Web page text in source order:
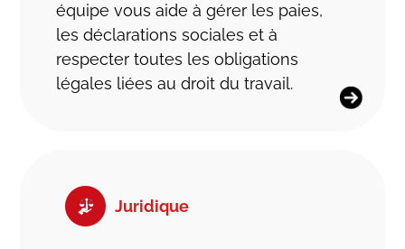
équipe vous aide à gérer les paies,
les déclarations sociales et à
respecter toutes les obligations
légales liées au droit du travail.
Juridique